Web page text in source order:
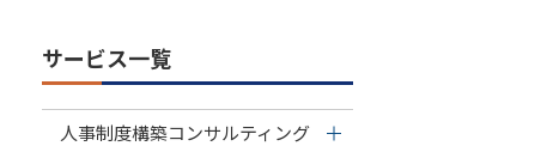
サービス一覧
人事制度構築コンサルティング